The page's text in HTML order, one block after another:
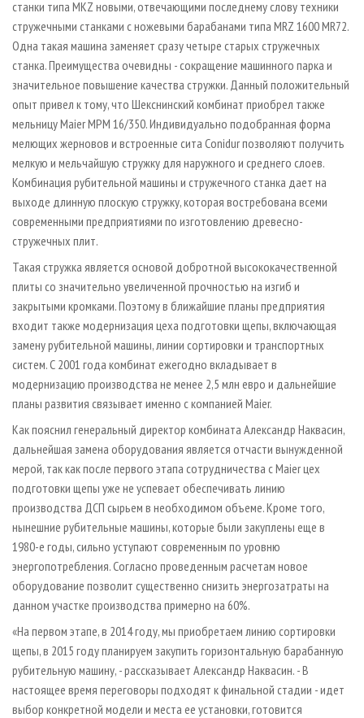
станки типа МKZ новыми, отвечающими последнему слову техники
стружечными станками с ножевыми барабанами типа MRZ 1600 MR72.
Одна такая машина заменяет сразу четыре старых стружечных
станка. Преимущества очевидны - сокращение машинного парка и
значительное повышение качества стружки. Данный положительный
опыт привел к тому, что Шекснинский комбинат приобрел также
мельницу Maier MPM 16/350. Индивидуально подобранная форма
мелющих жерновов и встроенные сита Conidur позволяют получить
мелкую и мельчайшую стружку для наружного и среднего слоев.
Комбинация рубительной машины и стружечного станка дает на
выходе длинную плоскую стружку, которая востребована всеми
современными предприятиями по изготовлению древесно-
стружечных плит.
Такая стружка является основой добротной высококачественной
плиты со значительно увеличенной прочностью на изгиб и
закрытыми кромками. Поэтому в ближайшие планы предприятия
входит также модернизация цеха подготовки щепы, включающая
замену рубительной машины, линии сортировки и транспортных
систем. С 2001 года комбинат ежегодно вкладывает в
модернизацию производства не менее 2,5 млн евро и дальнейшие
планы развития связывает именно с компанией Maier.
Как пояснил генеральный директор комбината Александр Наквасин,
дальнейшая замена оборудования является отчасти вынужденной
мерой, так как после первого этапа сотрудничества с Maier цех
подготовки щепы уже не успевает обеспечивать линию
производства ДСП сырьем в необходимом объеме. Кроме того,
нынешние рубительные машины, которые были закуплены еще в
1980-е годы, сильно уступают современным по уровню
энергопотребления. Согласно проведенным расчетам новое
оборудование позволит существенно снизить энергозатраты на
данном участке производства примерно на 60%.
«На первом этапе, в 2014 году, мы приобретаем линию сортировки
щепы, в 2015 году планируем закупить горизонтальную барабанную
рубительную машину, - рассказывает Александр Наквасин. - В
настоящее время переговоры подходят к финальной стадии - идет
выбор конкретной модели и места ее установки, готовится